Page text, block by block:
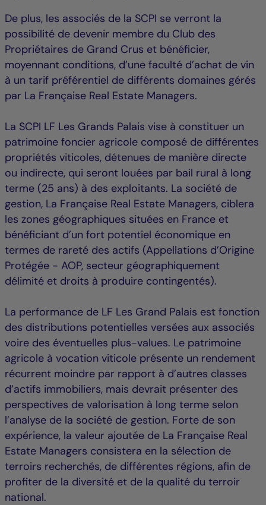
De plus, les associés de la SCPI se verront la
possibilité de devenir membre du Club des
Propriétaires de Grand Crus et bénéficier,
moyennant conditions, d’une faculté d’achat de vin
à un tarif préférentiel de différents domaines gérés
par La Française Real Estate Managers.
La SCPI LF Les Grands Palais vise à constituer un
patrimoine foncier agricole composé de différentes
propriétés viticoles, détenues de manière directe
ou indirecte, qui seront louées par bail rural à long
terme (25 ans) à des exploitants. La société de
gestion, La Française Real Estate Managers, ciblera
les zones géographiques situées en France et
bénéficiant d’un fort potentiel économique en
termes de rareté des actifs (Appellations d’Origine
Protégée - AOP, secteur géographiquement
délimité et droits à produire contingentés).
La performance de LF Les Grand Palais est fonction
des distributions potentielles versées aux associés
voire des éventuelles plus-values. Le patrimoine
agricole à vocation viticole présente un rendement
récurrent moindre par rapport à d’autres classes
d’actifs immobiliers, mais devrait présenter des
perspectives de valorisation à long terme selon
l’analyse de la société de gestion. Forte de son
expérience, la valeur ajoutée de La Française Real
Estate Managers consistera en la sélection de
terroirs recherchés, de différentes régions, afin de
profiter de la diversité et de la qualité du terroir
national.